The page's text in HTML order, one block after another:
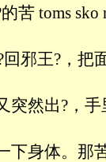
toms sko
邪王?，把
然出?，手
身体。那